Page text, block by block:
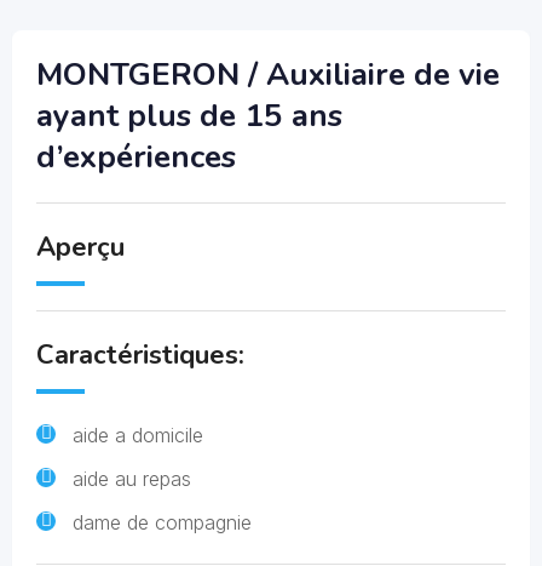
MONTGERON / Auxiliaire de vie
ayant plus de 15 ans
d’expériences
Aperçu
Caractéristiques:
aide a domicile
aide au repas
dame de compagnie